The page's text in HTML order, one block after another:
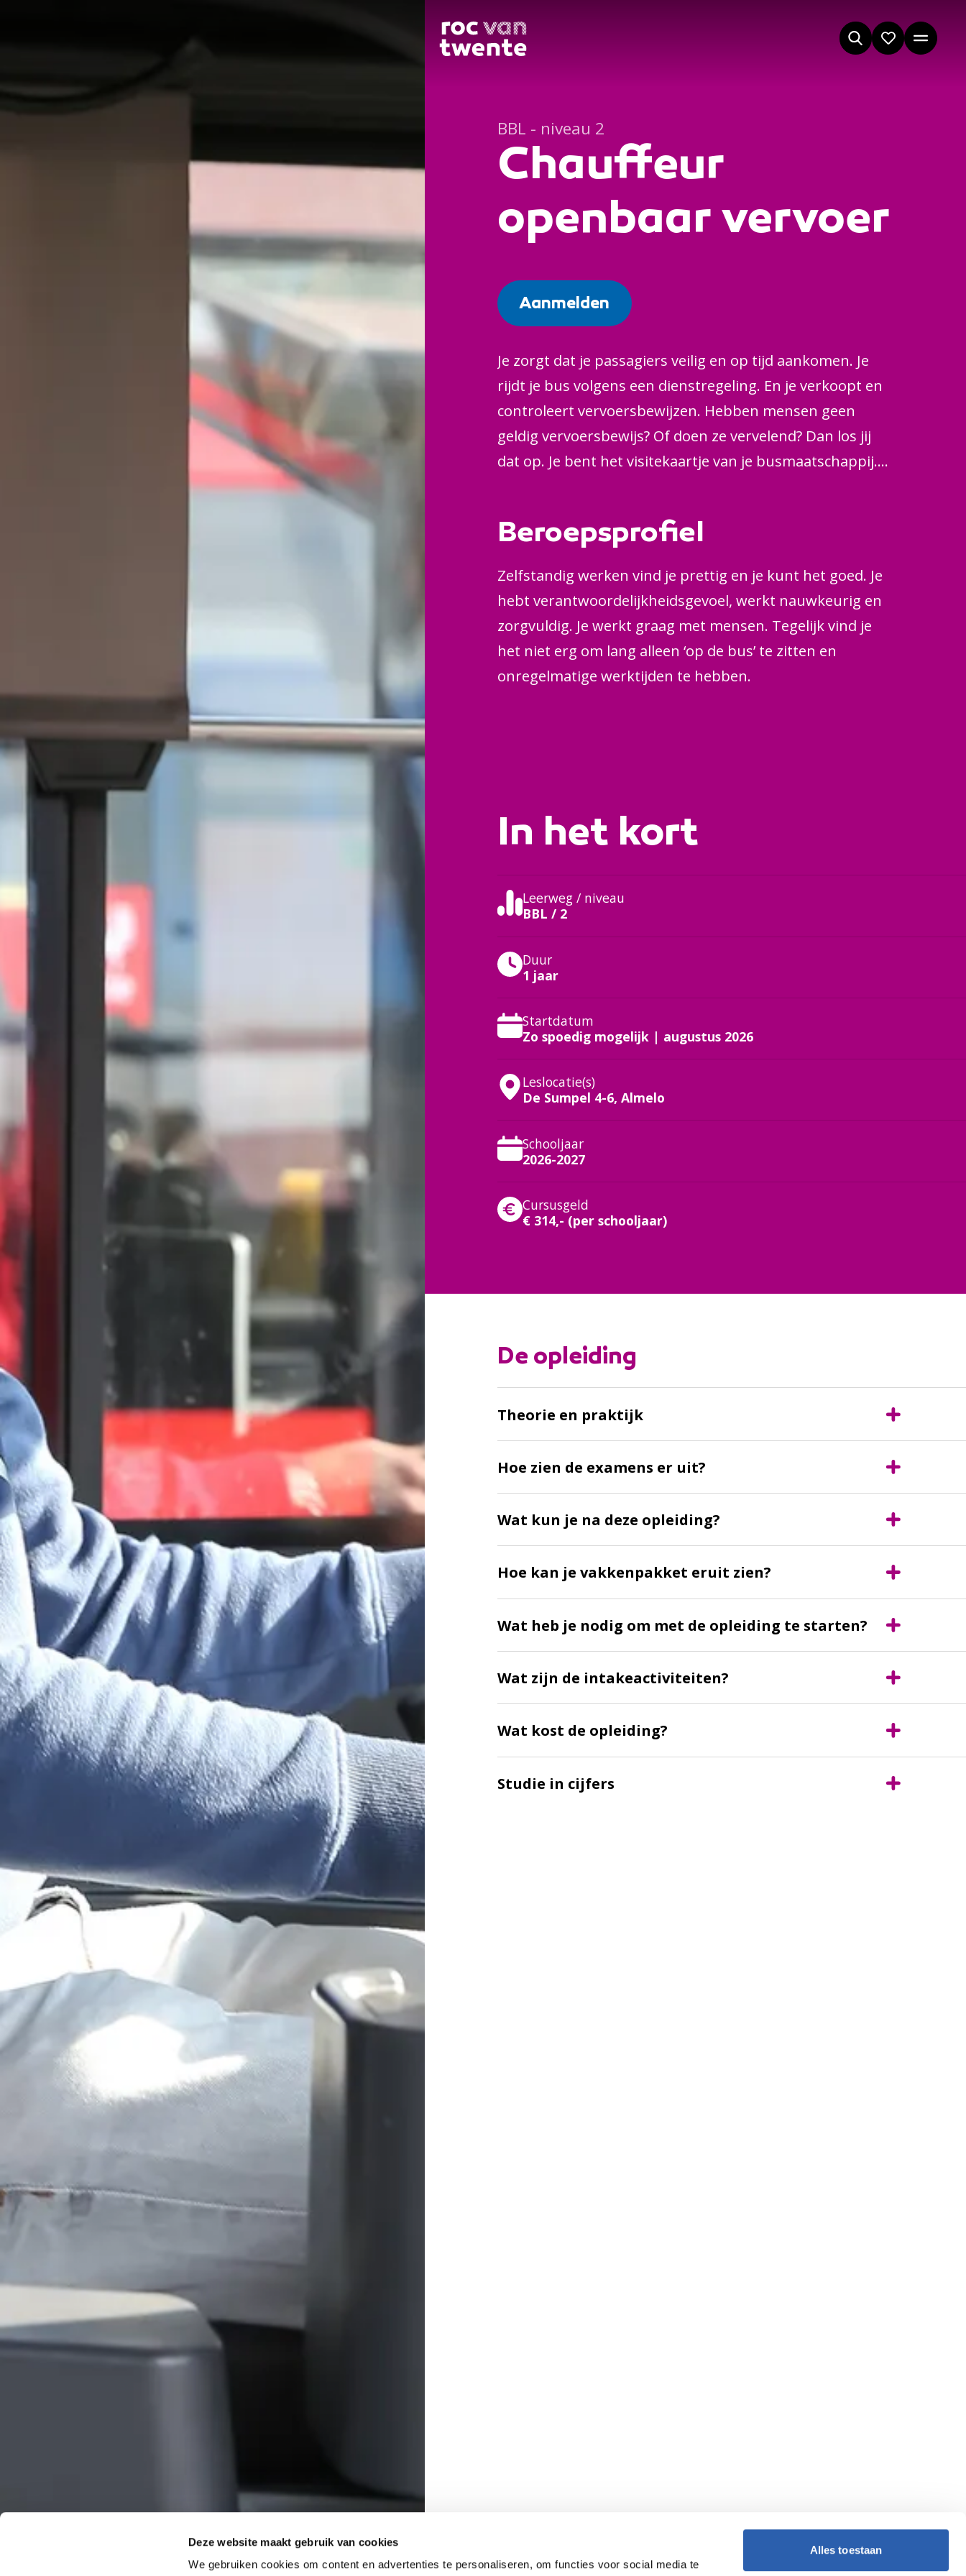
Deze website maakt gebruik van cookies
We gebruiken cookies om content en advertenties te personaliseren, om functies voor social media te
Alles toestaan
Ga direct naar:
In het kort
BBL - niveau 2
Chauffeur
openbaar vervoer
Aanmelden
Je zorgt dat je passagiers veilig en op tijd aankomen. Je
rijdt je bus volgens een dienstregeling. En je verkoopt en
controleert vervoersbewijzen. Hebben mensen geen
geldig vervoersbewijs? Of doen ze vervelend? Dan los jij
dat op. Je bent het visitekaartje van je busmaatschappij.
paaltjes en door smalle straatjes.
Beroepsprofiel
Zelfstandig werken vind je prettig en je kunt het goed. Je
hebt verantwoordelijkheidsgevoel, werkt nauwkeurig en
zorgvuldig. Je werkt graag met mensen. Tegelijk vind je
het niet erg om lang alleen ‘op de bus’ te zitten en
onregelmatige werktijden te hebben.
In het kort
Leerweg / niveau
BBL / 2
Duur
1 jaar
Startdatum
Zo spoedig mogelijk | augustus 2026
Leslocatie(s)
De Sumpel 4-6, Almelo
Schooljaar
2026-2027
Cursusgeld
€ 314,- (per schooljaar)
De opleiding
Theorie en praktijk
Hoe zien de examens er uit?
Wat kun je na deze opleiding?
Hoe kan je vakkenpakket eruit zien?
Wat heb je nodig om met de opleiding te starten?
Wat zijn de intakeactiviteiten?
Wat kost de opleiding?
Studie in cijfers